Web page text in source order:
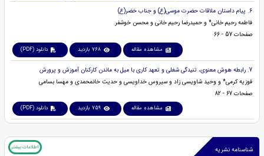
6. پیام داستان ملاقات حضرت موسی(ع) و جناب خضر(ع)
فاطمه رحیم خانی* و حمیدرضا رحیم خانی و محسن خوشفر
صفحات 57 - 66
مشاهده مقاله 768 بازدید دانلود (PDF)
7. رابطه هوش معنوی، تنیدگی شغلی و تعهد کاری با میل به ماندن کارکنان آموزش و پرورش
فوزیه کرمی* و وحید شاویسی زاد و سیروس خداویسی و حدیث خانمحمدی و مهسا بسامی
صفحات 67 - 82
مشاهده مقاله 759 بازدید دانلود (PDF)
شناسنامه نشریه اطلاعات بیشتر